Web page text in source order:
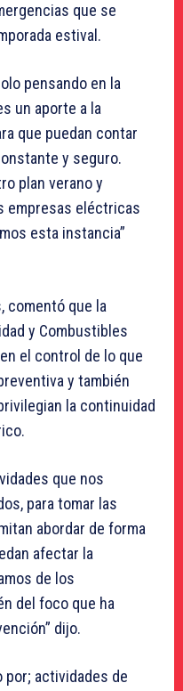
que se
estival.
pensando en la
un aporte a la
que puedan contar
y seguro.
plan verano y
empresas eléctricas
esta instancia”
comentó que la
y Combustibles
el control de lo que
y también
la continuidad
que nos
para tomar las
abordar de forma
afectar la
de los
del foco que ha
dijo.
por; actividades de